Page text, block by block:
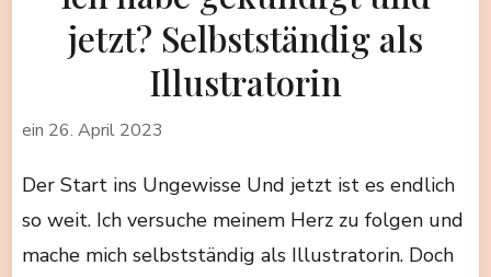
jetzt? Selbstständig als
Illustratorin
ein 26. April 2023
Der Start ins Ungewisse Und jetzt ist es endlich
so weit. Ich versuche meinem Herz zu folgen und
mache mich selbstständig als Illustratorin. Doch